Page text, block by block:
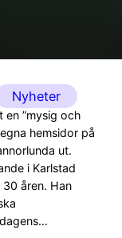
Nyheter
en ”mysig och
hemsidor på
ut.
i Karlstad
åren. Han